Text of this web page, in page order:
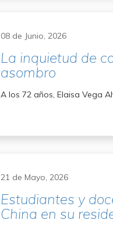
08 de Junio, 2026
La inquietud de
asombro
A los 72 años, Elaisa Vega
21 de Mayo, 2026
Estudiantes y
China en su